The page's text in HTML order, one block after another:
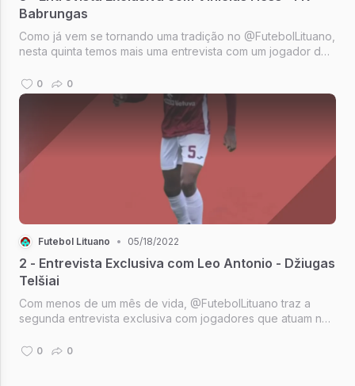
Babrungas
Como já vem se tornando uma tradição no @FutebolLituano,
nesta quinta temos mais uma entrevista com um jogador de
Vinícius Hess, 34 anos, volante que atua no FK Babrungas
da Prima Lyga, a...
0 0
Futebol Lituano • 05/18/2022
2 - Entrevista Exclusiva com Leo Antonio - Džiugas
Telšiai
Com menos de um mês de vida, @FutebolLituano traz a
segunda entrevista exclusiva com jogadores que atuam na
Dessa vez, o entrevistado é o meio-campista Leo Antonio,
0 0